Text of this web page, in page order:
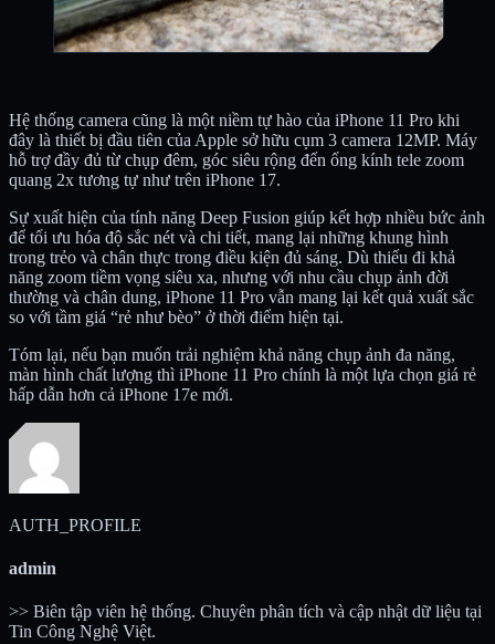
Hệ thống camera cũng là một niềm tự hào của iPhone 11 Pro khi
đây là thiết bị đầu tiên của Apple sở hữu cụm 3 camera 12MP. Máy
hỗ trợ đầy đủ từ chụp đêm, góc siêu rộng đến ống kính tele zoom
quang 2x tương tự như trên iPhone 17.
Sự xuất hiện của tính năng Deep Fusion giúp kết hợp nhiều bức ảnh
để tối ưu hóa độ sắc nét và chi tiết, mang lại những khung hình
trong trẻo và chân thực trong điều kiện đủ sáng. Dù thiếu đi khả
năng zoom tiềm vọng siêu xa, nhưng với nhu cầu chụp ảnh đời
thường và chân dung, iPhone 11 Pro vẫn mang lại kết quả xuất sắc
so với tầm giá “rẻ như bèo” ở thời điểm hiện tại.
Tóm lại, nếu bạn muốn trải nghiệm khả năng chụp ảnh đa năng,
màn hình chất lượng thì iPhone 11 Pro chính là một lựa chọn giá rẻ
hấp dẫn hơn cả iPhone 17e mới.
AUTH_PROFILE
admin
>> Biên tập viên hệ thống. Chuyên phân tích và cập nhật dữ liệu tại
Tin Công Nghệ Việt.